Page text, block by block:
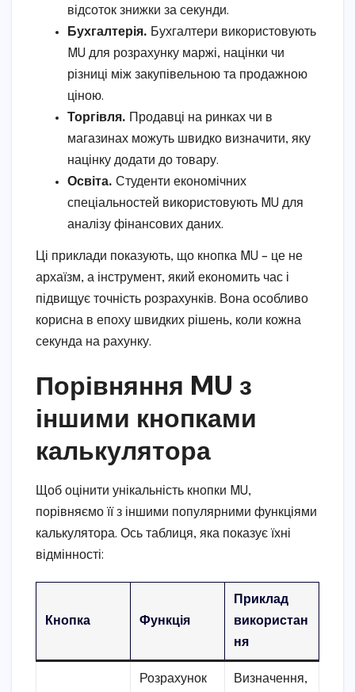
відсоток знижки за секунди.
Бухгалтерія. Бухгалтери використовують
MU для розрахунку маржі, націнки чи
різниці між закупівельною та продажною
ціною.
Торгівля. Продавці на ринках чи в
магазинах можуть швидко визначити, яку
націнку додати до товару.
Освіта. Студенти економічних
спеціальностей використовують MU для
аналізу фінансових даних.
Ці приклади показують, що кнопка MU – це не
архаїзм, а інструмент, який економить час і
підвищує точність розрахунків. Вона особливо
корисна в епоху швидких рішень, коли кожна
секунда на рахунку.
Порівняння MU з
іншими кнопками
калькулятора
Щоб оцінити унікальність кнопки MU,
порівняємо її з іншими популярними функціями
калькулятора. Ось таблиця, яка показує їхні
відмінності:
Кнопка Функція
Приклад
використан
ня
Розрахунок
Визначення,